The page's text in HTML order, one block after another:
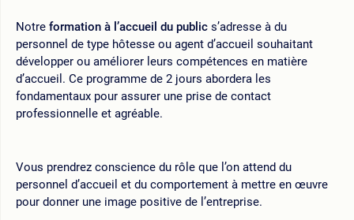
Notre formation à l’accueil du public s’adresse à du
personnel de type hôtesse ou agent d’accueil souhaitant
développer ou améliorer leurs compétences en matière
d’accueil. Ce programme de 2 jours abordera les
fondamentaux pour assurer une prise de contact
professionnelle et agréable.
Vous prendrez conscience du rôle que l’on attend du
personnel d’accueil et du comportement à mettre en œuvre
pour donner une image positive de l’entreprise.